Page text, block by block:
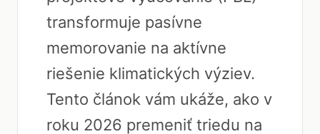
transformuje pasívne
memorovanie na aktívne
riešenie klimatických výziev.
Tento článok vám ukáže, ako v
roku 2026 premeniť triedu na